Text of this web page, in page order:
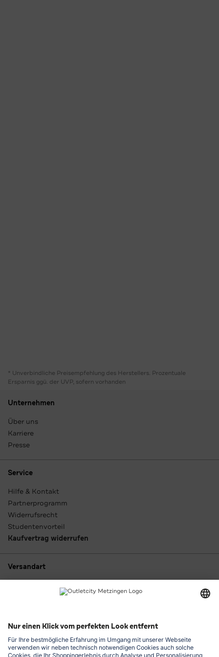
* Unverbindliche Preisempfehlung des Herstellers. Prozentuale
Ersparnis ggü. der UVP, sofern vorhanden
Unternehmen
Über uns
Karriere
Presse
Service
Hilfe & Kontakt
Partnerprogramm
Widerrufsrecht
Studentenvorteil
Kaufvertrag widerrufen
Versandart